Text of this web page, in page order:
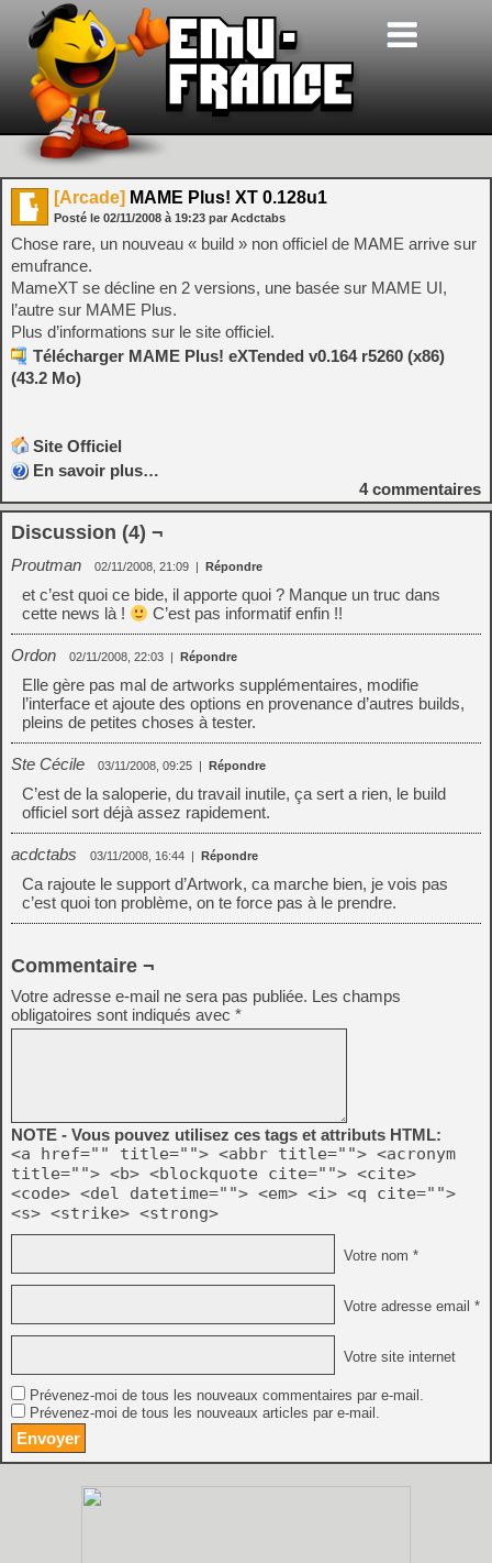
[Arcade] MAME Plus! XT 0.128u1
Posté le 02/11/2008 à 19:23 par Acdctabs
Chose rare, un nouveau « build » non officiel de MAME arrive sur
emufrance.
MameXT se décline en 2 versions, une basée sur MAME UI,
l’autre sur MAME Plus.
Plus d’informations sur le site officiel.
Télécharger MAME Plus! eXTended v0.164 r5260 (x86)
(43.2 Mo)
Site Officiel
En savoir plus…
4commentaires
Discussion (4) ¬
Proutman 02/11/2008, 21:09 | Répondre
et c’est quoi ce bide, il apporte quoi ? Manque un truc dans
cette news là !
C’est pas informatif enfin !!
Ordon 02/11/2008, 22:03 | Répondre
Elle gère pas mal de artworks supplémentaires, modifie
l’interface et ajoute des options en provenance d’autres builds,
pleins de petites choses à tester.
Ste Cécile 03/11/2008, 09:25 | Répondre
C’est de la saloperie, du travail inutile, ça sert a rien, le build
officiel sort déjà assez rapidement.
acdctabs 03/11/2008, 16:44 | Répondre
Ca rajoute le support d’Artwork, ca marche bien, je vois pas
c’est quoi ton problème, on te force pas à le prendre.
Commentaire ¬
Votre adresse e-mail ne sera pas publiée. Les champs
obligatoires sont indiqués avec *
NOTE - Vous pouvez utilisez ces tags et attributs HTML:
<a href="" title=""> <abbr title=""> <acronym
title=""> <b> <blockquote cite=""> <cite>
<code> <del datetime=""> <em> <i> <q cite="">
<s> <strike> <strong>
Votre nom *
Votre adresse email *
Votre site internet
Prévenez-moi de tous les nouveaux commentaires par e-mail.
Prévenez-moi de tous les nouveaux articles par e-mail.